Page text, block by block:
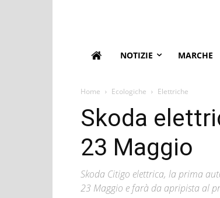
NOTIZIE MARCHE
Home Ecologiche Elettriche
Skoda
23 Maggio
Skoda Citigo elettrica, la prima
23 Maggio e farà da apripista al